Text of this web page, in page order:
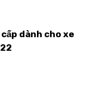
dành cho xe